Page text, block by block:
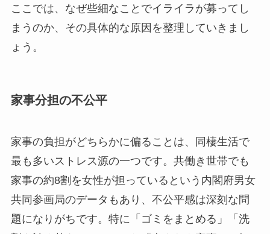
ここでは、なぜ些細なことでイライラが募ってし
まうのか、その具体的な原因を整理していきまし
ょう。
家事分担の不公平
家事の負担がどちらかに偏ることは、同棲生活で
最も多いストレス源の一つです。共働き世帯でも
家事の約8割を女性が担っているという内閣府男女
共同参画局のデータもあり、不公平感は深刻な問
題になりがちです。特に「ゴミをまとめる」「洗